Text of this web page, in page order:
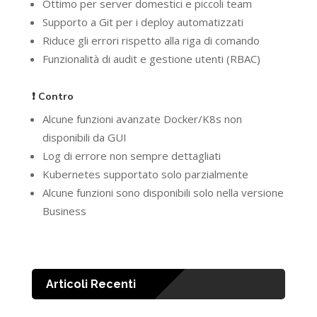
Ottimo per server domestici e piccoli team
Supporto a Git per i deploy automatizzati
Riduce gli errori rispetto alla riga di comando
Funzionalità di audit e gestione utenti (RBAC)
❗ Contro
Alcune funzioni avanzate Docker/K8s non
disponibili da GUI
Log di errore non sempre dettagliati
Kubernetes supportato solo parzialmente
Alcune funzioni sono disponibili solo nella versione
Business
Articoli Recenti